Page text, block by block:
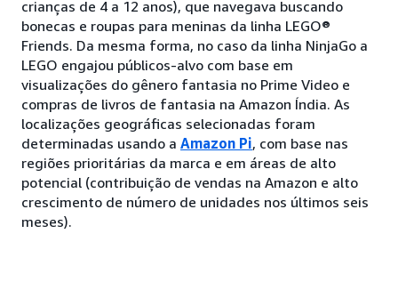
crianças de 4 a 12 anos), que navegava buscando
bonecas e roupas para meninas da linha LEGO®
Friends. Da mesma forma, no caso da linha NinjaGo a
LEGO engajou públicos-alvo com base em
visualizações do gênero fantasia no Prime Video e
compras de livros de fantasia na Amazon Índia. As
localizações geográficas selecionadas foram
determinadas usando a Amazon Pi, com base nas
regiões prioritárias da marca e em áreas de alto
potencial (contribuição de vendas na Amazon e alto
crescimento de número de unidades nos últimos seis
meses).